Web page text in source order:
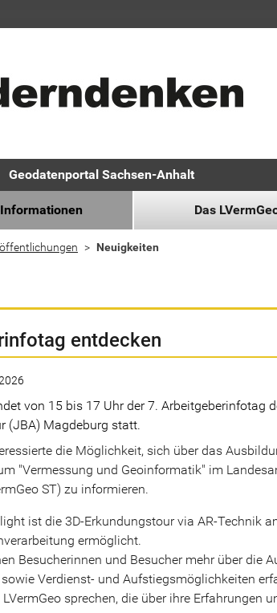
Geodatenportal Sachsen-Anhalt
Das
Neuigkeiten
entdecken
von 15 bis 17 Uhr der 7. Arbeitgeberinfotag
(JBA) Magdeburg statt.
die Möglichkeit, sich über das
"Vermessung und Geoinformatik" im
ST) zu informieren.
ist die 3D-Erkundungstour via AR-Technik
ermöglicht.
Besucherinnen und Besucher mehr über die
Verdienst- und Aufstiegsmöglichkeiten
sprechen, die über ihre Erfahrungen